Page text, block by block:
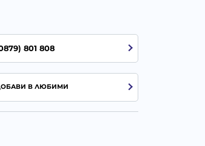
801 808
В ЛЮБИМИ